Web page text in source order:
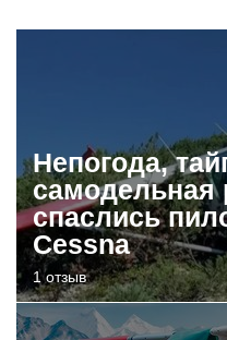
Непогода,
самодельная
спаслись
Cessna
1 отзыв